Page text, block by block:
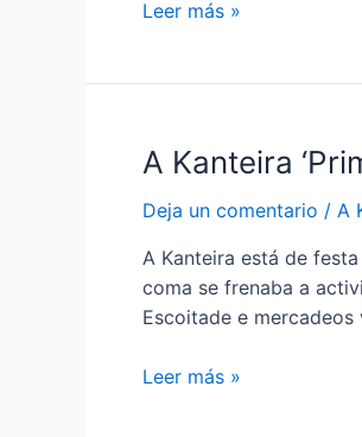
Música
feat.Primavera
Leer más »
A Kanteira
Deja un comentario / A
A Kanteira está de
coma se frenaba a
Escoitade e
A
Leer más »